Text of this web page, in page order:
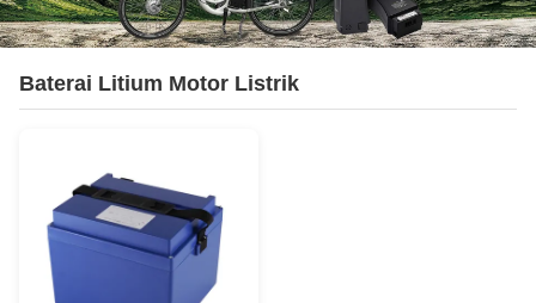
Baterai Litium Motor Listrik